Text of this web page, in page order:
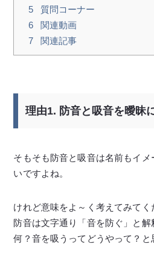
5
質問コーナー
6
関連動画
7
関連記事
理由1. 防音と吸音を曖昧
そもそも防音と吸音は名前もイ
いですよね。
けれど意味をよ～く考えてみてく
防音は文字通り「音を防ぐ」と
何？音を吸うってどうやって？と